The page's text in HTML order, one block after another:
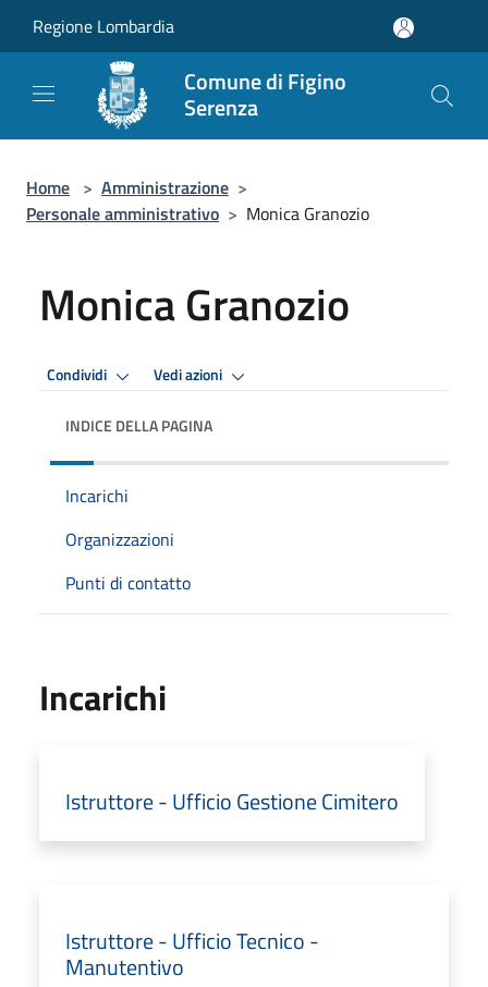
Regione Lombardia
Comune di Figino
Serenza
Home > Amministrazione >
Personale amministrativo > Monica Granozio
Monica Granozio
Condividi Vedi azioni
INDICE DELLA PAGINA
Incarichi
Organizzazioni
Punti di contatto
Incarichi
Istruttore - Ufficio Gestione Cimitero
Istruttore - Ufficio Tecnico -
Manutentivo